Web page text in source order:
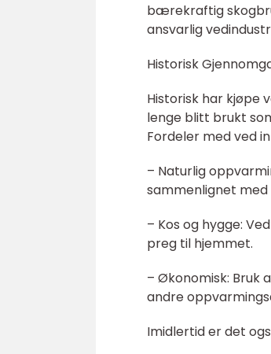
bærekraftig
ansvarlig
Historisk
Historisk har kjøpe
lenge blitt brukt
Fordeler med ved
– Naturlig
sammenlignet med
– Kos og hygge:
preg til hjemmet.
– Økonomisk: Bruk
andre
Imidlertid er det